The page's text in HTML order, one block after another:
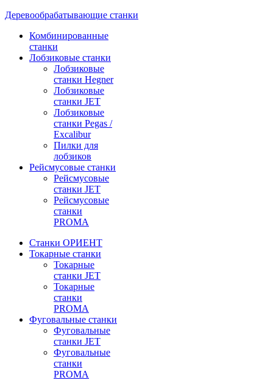
Деревообрабатывающие станки
Комбинированные
станки
Лобзиковые станки
Лобзиковые
станки Hegner
Лобзиковые
станки JET
Лобзиковые
станки Pegas /
Excalibur
Пилки для
лобзиков
Рейсмусовые станки
Рейсмусовые
станки JET
Рейсмусовые
станки
PROMA
Станки ОРИЕНТ
Токарные станки
Toкарные
станки JET
Токарные
станки
PROMA
Фуговальные станки
Фуговальные
станки JET
Фуговальные
станки
PROMA